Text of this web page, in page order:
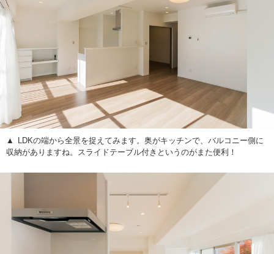
LDKの端から全景を捉えてみます。奥がキッチンで、バルコニー側に
収納がありますね。スライドテーブル付きというのがまた便利！